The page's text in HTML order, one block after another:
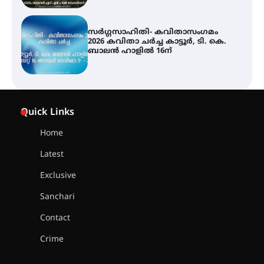
ശക്തമായ മഴ തുടരുന്നു – തൃശൂർ
ജില്ലയിൽ എല്ലാ വിദ്യാഭ്യാസ
സ്ഥാപനങ്ങൾക്കും ശനിയാഴ്ച
അവധി
Quick Links
Home
Latest
Exclusive
Sanchari
Contact
Crime